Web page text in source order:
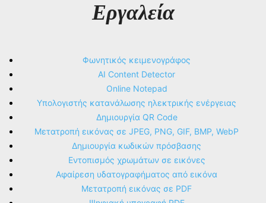
Εργαλεία
Φωνητικός κειμενογράφος
AI Content Detector
Online Notepad
Υπολογιστής κατανάλωσης ηλεκτρικής ενέργειας
Δημιουργία QR Code
Μετατροπή εικόνας σε JPEG, PNG, GIF, BMP, WebP
Δημιουργία κωδικών πρόσβασης
Εντοπισμός χρωμάτων σε εικόνες
Αφαίρεση υδατογραφήματος από εικόνα
Μετατροπή εικόνας σε PDF